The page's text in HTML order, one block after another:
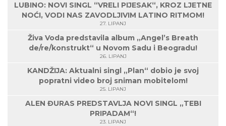
LUBINO: NOVI SINGL “VRELI PIJESAK“, KROZ LJETNE
NOĆI, VODI NAS ZAVODLJIVIM LATINO RITMOM!
27. LIPANJ
Živa Voda predstavila album „Angel’s Breath
de/re/konstrukt“ u Novom Sadu i Beogradu!
26. LIPANJ
KANDŽIJA: Aktualni singl „Plan“ dobio je svoj
popratni video broj sniman mobitelom!
25. LIPANJ
ALEN ĐURAS PREDSTAVLJA NOVI SINGL „TEBI
PRIPADAM“!
23. LIPANJ